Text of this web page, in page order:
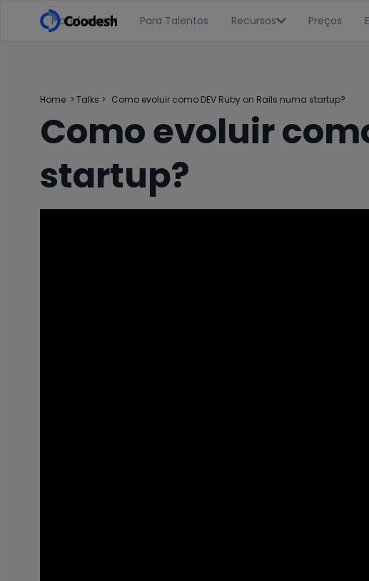
Plataforma Para Talentos Recursos Preços
Home > Talks > Como evoluir como DEV Ruby on Rails numa startup?
Como evoluir
startup?